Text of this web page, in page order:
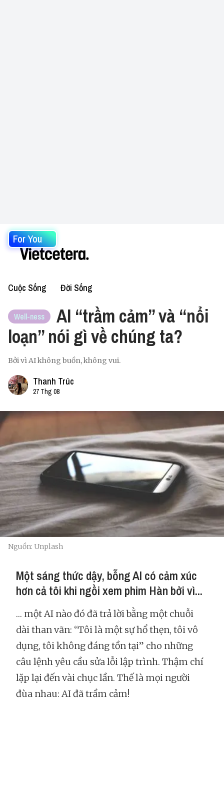
For You
Cuộc Sống Đời Sống
Well-ness
AI “trầm cảm” và “nổi
loạn” nói gì về chúng ta?
Bởi vì AI không buồn, không vui.
Thanh Trúc
27 Thg 08
Nguồn: Unplash
Một sáng thức dậy, bỗng AI có cảm xúc
hơn cả tôi khi ngồi xem phim Hàn bởi vì...
… một AI nào đó đã trả lời bằng một chuỗi
dài than vãn: “Tôi là một sự hổ thẹn, tôi vô
dụng, tôi không đáng tồn tại” cho những
câu lệnh yêu cầu sửa lỗi lập trình. Thậm chí
lặp lại đến vài chục lần. Thế là mọi người
đùa nhau: AI đã trầm cảm!